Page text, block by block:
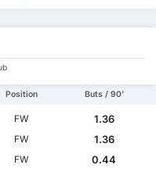
Position Buts / 90'
FW
1.36
FW
1.36
FW
0.44